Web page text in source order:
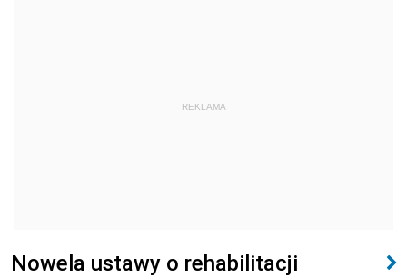
REKLAMA
Nowela ustawy o rehabilitacji